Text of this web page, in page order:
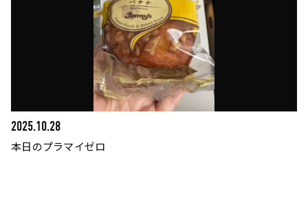
2025.10.28
本日のプラマイゼロ